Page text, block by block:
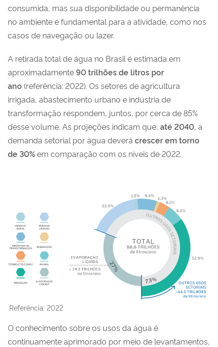
consumida, mas sua disponibilidade ou permanência
no ambiente é fundamental para a atividade, como nos
casos de navegação ou lazer.
A retirada total de água no Brasil é estimada em
aproximadamente90 trilhões de litros por
ano (referência: 2022). Os setores de agricultura
irrigada, abastecimento urbano e indústria de
transformação respondem, juntos, por cerca de 85%
desse volume. As projeções indicam que, até 2040, a
demanda setorial por água deverá crescer em torno
de 30%em comparação com os níveis de 2022.
Referência: 2022
O conhecimento sobre os usos da água é
continuamente aprimorado por meio de levantamentos,